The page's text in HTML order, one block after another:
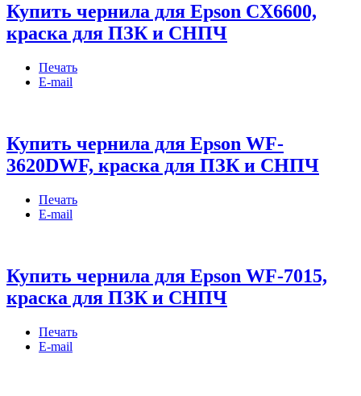
Купить чернила для Epson CX6600,
краска для ПЗК и СНПЧ
Печать
E-mail
Купить чернила для Epson WF-
3620DWF, краска для ПЗК и СНПЧ
Печать
E-mail
Купить чернила для Epson WF-7015,
краска для ПЗК и СНПЧ
Печать
E-mail